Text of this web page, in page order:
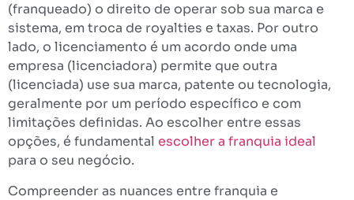
(franqueado) o direito de operar sob sua marca e
sistema, em troca de royalties e taxas. Por outro
lado, o licenciamento é um acordo onde uma
empresa (licenciadora) permite que outra
(licenciada) use sua marca, patente ou tecnologia,
geralmente por um período específico e com
limitações definidas. Ao escolher entre essas
opções, é fundamental escolher a franquia ideal
para o seu negócio.
Compreender as nuances entre franquia e